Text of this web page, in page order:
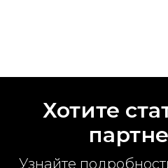
Хотите
Узнайте